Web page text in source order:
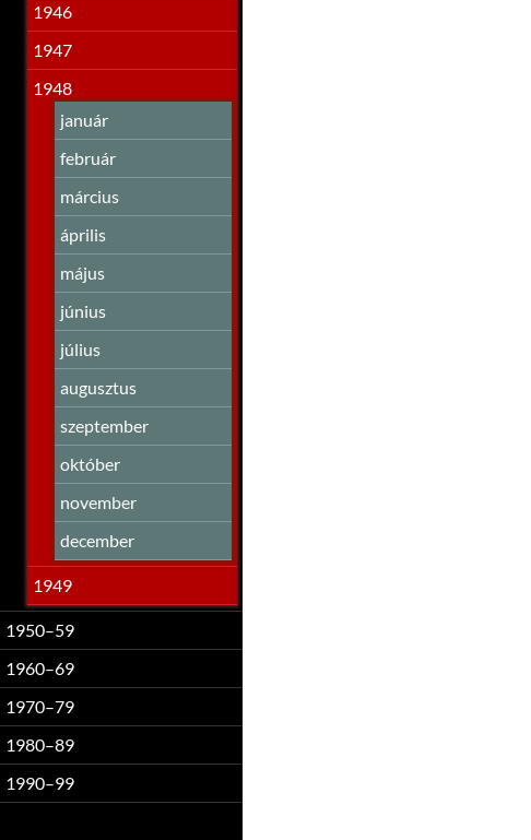
1946
1947
1948
január
február
március
április
május
június
július
augusztus
szeptember
október
november
december
1949
1950–59
1960–69
1970–79
1980–89
1990–99